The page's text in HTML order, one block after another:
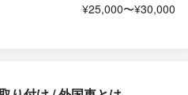
¥25,000〜¥30,000